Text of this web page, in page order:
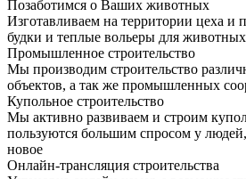
Позаботимся о Ваших животных
Изготавливаем на территории цеха и
будки и теплые вольеры для животных
Промышленное строительство
Мы производим строительство
объектов, а так же промышленных
Купольное строительство
Мы активно развиваем и строим
пользуются большим спросом у
новое
Онлайн-трансляция строительства